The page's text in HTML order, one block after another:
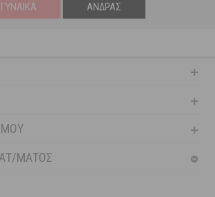
ΓΥΝΑΊΚΑ ΆΝΔΡΑΣ
ΜΟΥ
ΜΑΤΟΣ